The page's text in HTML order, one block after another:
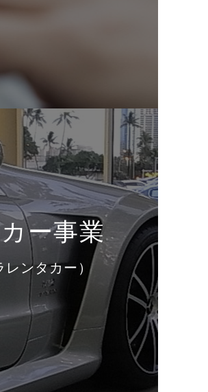
ー事業
レンタカー）